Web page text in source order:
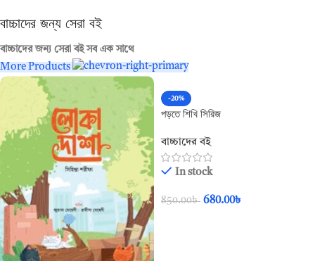
বাচ্চাদের জন্য সেরা বই
বাচ্চাদের জন্য সেরা বই সব এক সাথে
More Products
-20%
পড়তে শিখি সিরিজ
বাচ্চাদের বই
In stock
850.00৳ 680.00৳